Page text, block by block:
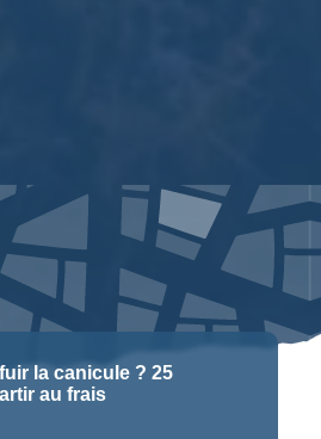
la canicule ? 25
au frais